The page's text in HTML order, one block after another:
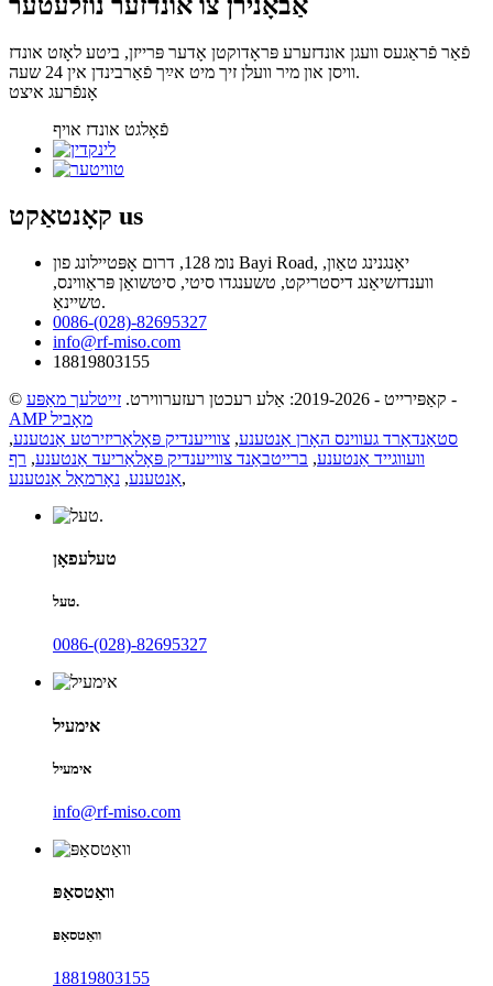
פֿאַר פֿראַגעס וועגן אונדזערע פּראָדוקטן אָדער פּרייזן, ביטע לאָזט אונדז
וויסן און מיר וועלן זיך מיט אײַך פֿאַרבינדן אין 24 שעה.
אָנפֿרעג איצט
פֿאָלגט אונדז אויף
קאָנטאַקט us
נומ 128, דרום אָפּטיילונג פון Bayi Road, יאָנגנינג טאַון,
ווענדזשיאַנג דיסטריקט, טשענגדו סיטי, סיטשואַן פּראַווינס,
טשיינאַ.
0086-(028)-82695327
info@rf-miso.com
18819803155
© קאַפּירייט - 2019-2026: אַלע רעכטן רעזערווירט.
זייטלעך מאַפּע
-
AMP מאָביל
סטאַנדאַרד געווינס האָרן אַנטענע, צווייענדיק פּאָלאַריזירטע אַנטענע,
וועווגייד אַנטענע, ברייטבאַנד צווייענדיק פּאָלאַריעד אַנטענע, רף
אַנטענע, נאָרמאַל אַנטענע ,
טעלעפאָן
טעל.
0086-(028)-82695327
אימעיל
אימעיל
info@rf-miso.com
וואַטסאַפּ
וואַטסאַפּ
18819803155